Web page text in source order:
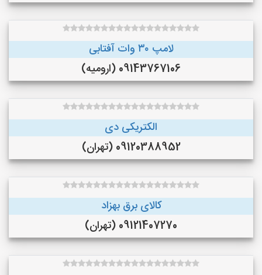
لامپ ۳۰ وات آفتابی
09143767106 (ارومیه)
الکتریکی دی
09120388952 (تهران)
کالای برق بهزاد
09121407270 (تهران)